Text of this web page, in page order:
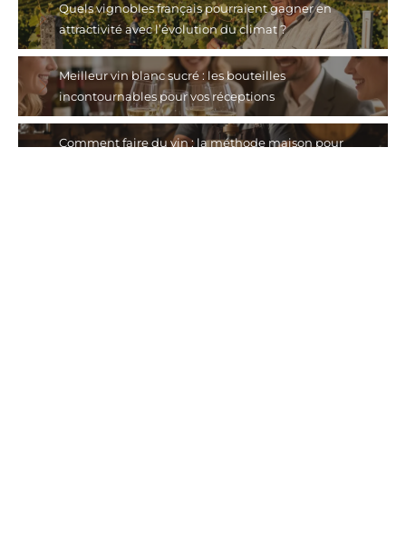
Quels vignobles français pourraient gagner en
attractivité avec l’évolution du climat ?
Meilleur vin blanc sucré : les bouteilles
incontournables pour vos réceptions
Comment faire du vin : la méthode maison pour